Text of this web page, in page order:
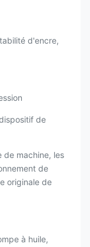
d'encre,
de
de machine, les
de
originale de
à huile,